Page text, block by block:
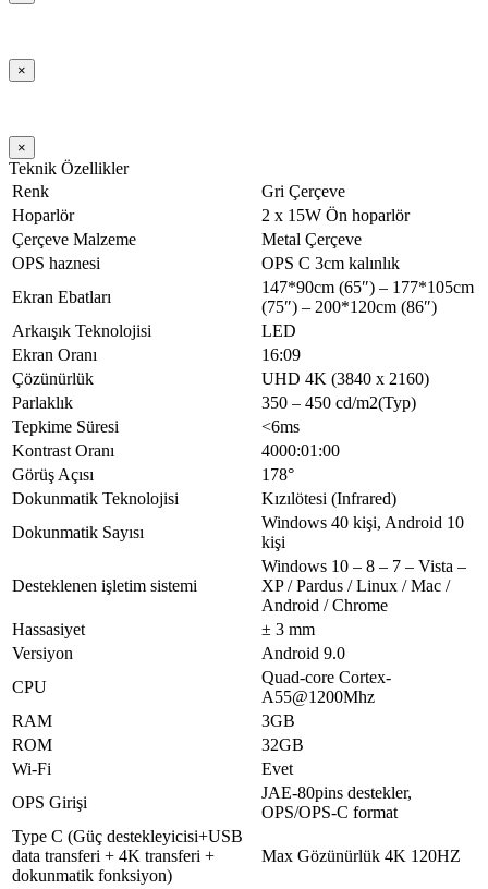
Uyumlu İşletim
Kurulum Yöntemi
Özellik
Ses Menzili
Ön Yüz Bağlantıları
Ön Tuş Takımı
Tuşla Kurtarma; Ekran Kayıt Tuşu;
Görüntü Oranı; Ses Açma/Kapama; Ayarlar;
ECO; Güç Açma/Kapama
Diğer Yan / Arka
Bağlantıları
LAN-Port Girişi
COAX
Mikrofon
TF Kartı
RS232
HDMI Girişi
USB-A 2.0
Touch USB 2.0
HDMI Çıkışı
1
Genel Ölçüler (mm,
1483.8*886.9*115.8
Genel Ölçüler (mm,
L*H*D | VESA’lı)
1483.8*886.9*145.8
Net Ağırlık
Brüt Ağırlık
L*H*W | VESA’sız)
1615.9*1012*220
VESA Standardı
500 mm * 400 mm
Güç Kaynağı
Güç Tüketimi
Enerji Tüketimi
Voltaj Aralığı
AC 170-264V
Hoparlör Teknik
Özellikleri
2*15 watts
×
×
Teknik Özellikler
Renk
Gri Çerçeve
Hoparlör
2 x 15W Ön hoparlör
Çerçeve Malzeme
Metal Çerçeve
OPS haznesi
OPS C 3cm kalınlık
Ekran Ebatları
147*90cm (65″) – 177*105cm
(75″) – 200*120cm (86″)
Arkaışık Teknolojisi
LED
Ekran Oranı
16:09
Çözünürlük
UHD 4K (3840 x 2160)
Parlaklık
350 – 450 cd/m2(Typ)
Tepkime Süresi
<6ms
Kontrast Oranı
4000:01:00
Görüş Açısı
178°
Dokunmatik Teknolojisi
Kızılötesi (Infrared)
Dokunmatik Sayısı
Windows 40 kişi, Android 10
kişi
Desteklenen işletim sistemi
Windows 10 – 8 – 7 – Vista –
XP / Pardus / Linux / Mac /
Android / Chrome
Hassasiyet
± 3 mm
Versiyon
Android 9.0
CPU
Quad-core Cortex-
A55@1200Mhz
RAM
3GB
ROM
32GB
Wi-Fi
Evet
OPS Girişi
JAE-80pins destekler,
OPS/OPS-C format
Type C (Güç destekleyicisi+USB
data transferi + 4K transferi +
dokunmatik fonksiyon)
Max Gözünürlük 4K 120HZ